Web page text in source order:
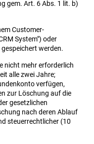
gem. Art. 6 Abs. 1 lit. b)
Customer-
System") oder
werden.
nicht mehr erforderlich
alle zwei Jahre;
verfügen,
zur Löschung auf die
gesetzlichen
nach deren Ablauf
steuerrechtlicher (10